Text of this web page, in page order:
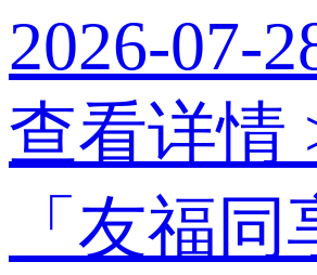
2026-07-
查看详情
「友福